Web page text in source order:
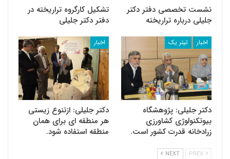
نشست تخصصی دفتر دکتر
جلیلی درباره تراریخته
تشکیل کارگروه تراریخته در
دفتر دکتر جلیلی
اخبار تیتر یک
دکتر جلیلی: پژوهشگاه
بیوتکنولوژی کشاورزی
زرادخانه قدرت کشور است.
اخبار
دکتر جلیلی: ازتنوع زیستی
هر منطقه ای برای همان
منطقه استفاده شود.
NEXT